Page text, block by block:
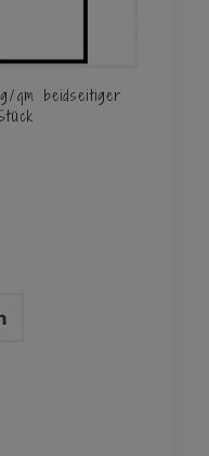
qm beidseitiger